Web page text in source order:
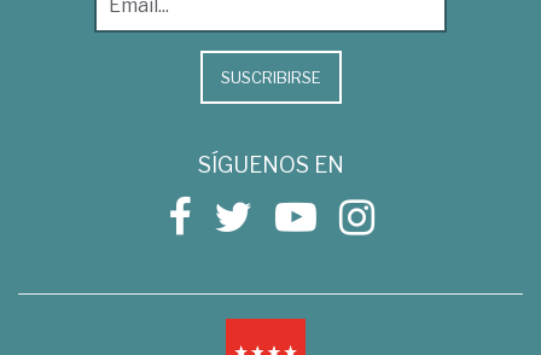
SUSCRIBIRSE
SÍGUENOS EN